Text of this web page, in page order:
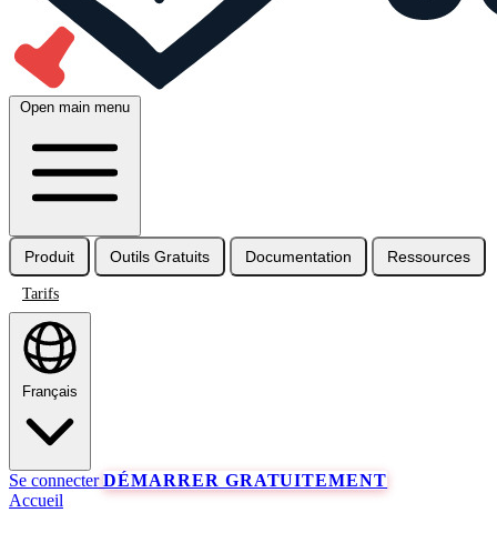
Open main menu
Produit Outils Gratuits Documentation Ressources
Tarifs
Français
Se connecterDÉMARRER GRATUITEMENT
Accueil